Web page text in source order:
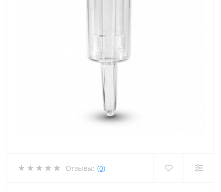
Отзывы: (0)